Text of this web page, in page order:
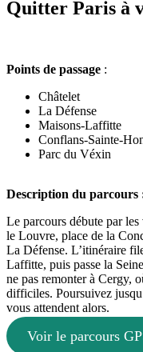
Quitter Paris à
Points de passage :
Châtelet
La Défense
Maisons-Laffitte
Conflans-Sainte-
Parc du Véxin
Description du parcours
Le parcours débute par
le Louvre, place de la
La Défense. L’itinéraire
Laffitte, puis passe la
ne pas remonter à Cergy,
difficiles. Poursuivez
vous attendent alors.
Voir le parcours